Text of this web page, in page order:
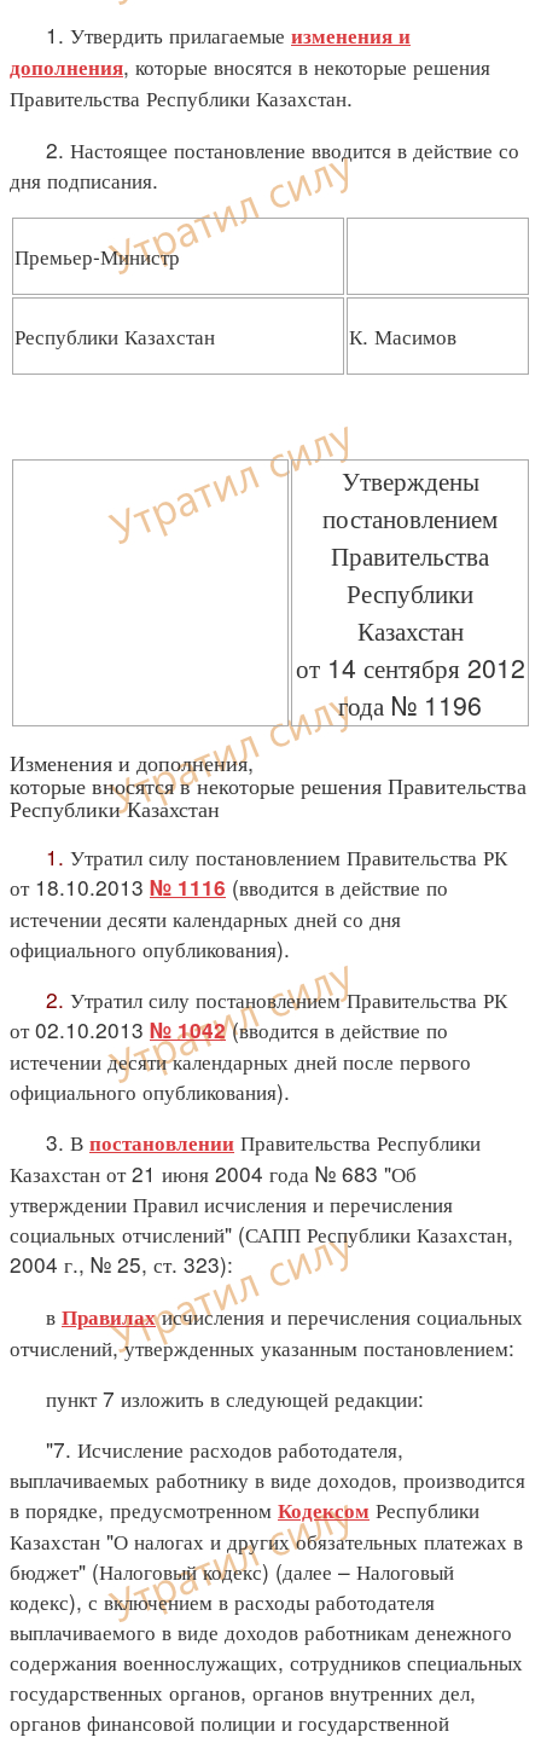
1. Утвердить прилагаемые изменения и
дополнения, которые вносятся в некоторые решения
Правительства Республики Казахстан.
2. Настоящее постановление вводится в действие со
дня подписания.
Премьер-Министр
Республики Казахстан К. Масимов
Утверждены
постановлением
Правительства
Республики
Казахстан
от 14 сентября 2012
года № 1196
Изменения и дополнения,
которые вносятся в некоторые решения Правительства
Республики Казахстан
1. Утратил силу постановлением Правительства РК
от 18.10.2013 № 1116 (вводится в действие по
истечении десяти календарных дней со дня
официального опубликования).
2. Утратил силу постановлением Правительства РК
от 02.10.2013 № 1042(вводится в действие по
истечении десяти календарных дней после первого
официального опубликования).
3. В постановлении Правительства Республики
Казахстан от 21 июня 2004 года № 683 "Об
утверждении Правил исчисления и перечисления
социальных отчислений" (САПП Республики Казахстан,
2004 г., № 25, ст. 323):
в Правилахисчисления и перечисления социальных
отчислений, утвержденных указанным постановлением:
пункт 7 изложить в следующей редакции:
"7. Исчисление расходов работодателя,
выплачиваемых работнику в виде доходов, производится
в порядке, предусмотренном Кодексом Республики
Казахстан "О налогах и других обязательных платежах в
бюджет" (Налоговый кодекс) (далее – Налоговый
кодекс), с включением в расходы работодателя
выплачиваемого в виде доходов работникам денежного
содержания военнослужащих, сотрудников специальных
государственных органов, органов внутренних дел,
органов финансовой полиции и государственной